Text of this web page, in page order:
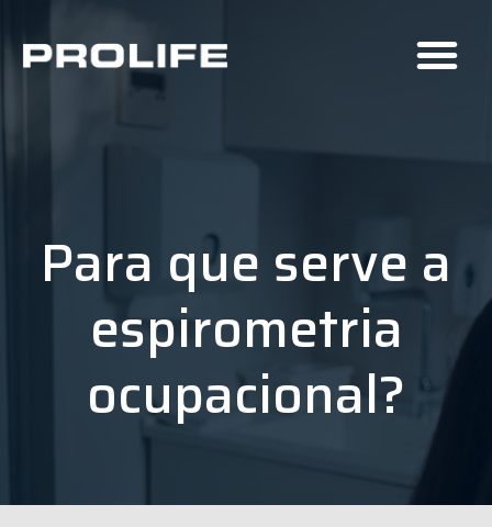
Para que serve a
espirometria
ocupacional?